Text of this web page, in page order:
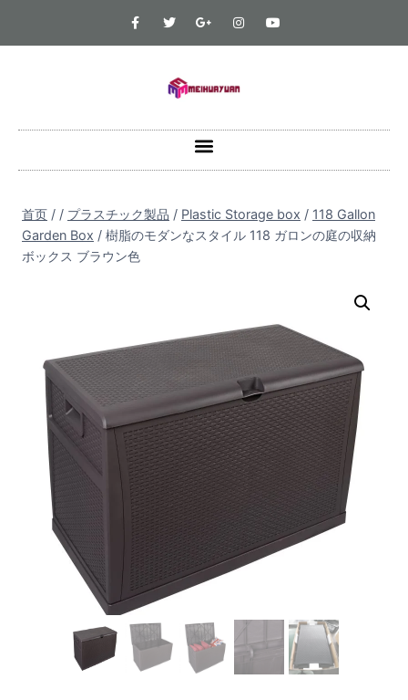
首页 / / プラスチック製品 / Plastic Storage box / 118 Gallon
Garden Box / 樹脂のモダンなスタイル 118 ガロンの庭の収納
ボックス ブラウン色